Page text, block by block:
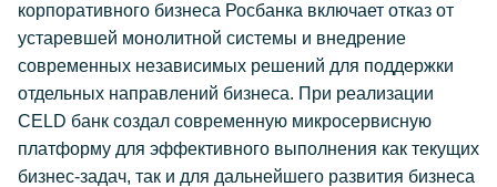
корпоративного бизнеса Росбанка включает отказ от
устаревшей монолитной системы и внедрение
современных независимых решений для поддержки
отдельных направлений бизнеса. При реализации
CELD банк создал современную микросервисную
платформу для эффективного выполнения как текущих
бизнес-задач, так и для дальнейшего развития бизнеса